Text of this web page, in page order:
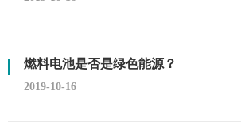
燃料电池是否是绿色能源？
2019-10-16